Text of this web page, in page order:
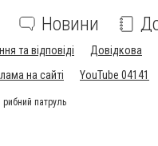
Новини
та відповіді Довідкова
на сайті YouTube 04141
патруль